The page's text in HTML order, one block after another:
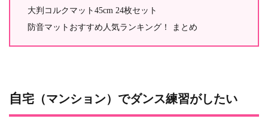
大判コルクマット45cm 24枚セット
防音マットおすすめ人気ランキング！ まとめ
自宅（マンション）でダンス練習がしたい